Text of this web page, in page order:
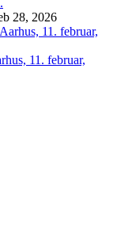
28, 2026
11. februar,